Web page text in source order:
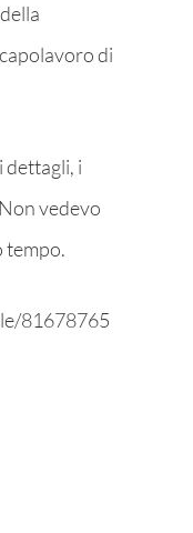
di
dettagli, i
vedevo
tempo.
81678765